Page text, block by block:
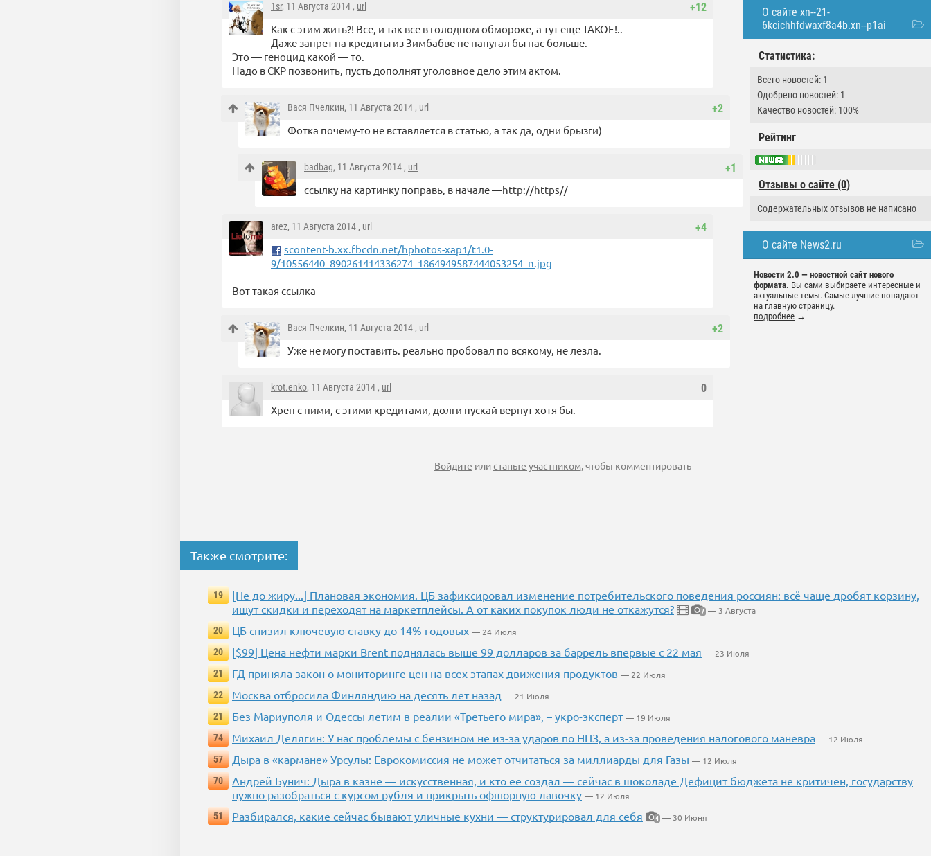
О сайте xn--21-
6kcichhfdwaxf8a4b.xn--p1ai
Статистика:
Всего новостей: 1
Одобрено новостей: 1
Качество новостей: 100%
Рейтинг
Отзывы о сайте (0)
Содержательных отзывов не написано
О сайте News2.ru
Новости 2.0 — новостной сайт нового
формата. Вы сами выбираете интересные и
актуальные темы. Самые лучшие попадают
на главную страницу.
подробнее →
+12
1sr, 11 Августа 2014 , url
Как с этим жить?! Все, и так все в голодном обмороке, а тут еще ТАКОЕ!..
Даже запрет на кредиты из Зимбабве не напугал бы нас больше.
Это — геноцид какой — то.
Надо в СКР позвонить, пусть дополнят уголовное дело этим актом.
+2
Вася Пчелкин, 11 Августа 2014 , url
Фотка почему-то не вставляется в статью, а так да, одни брызги)
+1
badbag, 11 Августа 2014 , url
ссылку на картинку поправь, в начале —http://https//
+4
arez, 11 Августа 2014 , url
scontent-b.xx.fbcdn.net/hphotos-xap1/t1.0-
9/10556440_890261414336274_1864949587444053254_n.jpg
Вот такая ссылка
+2
Вася Пчелкин, 11 Августа 2014 , url
Уже не могу поставить. реально пробовал по всякому, не лезла.
0
krot.enko, 11 Августа 2014 , url
Хрен с ними, с этими кредитами, долги пускай вернут хотя бы.
Войдите илистаньте участником, чтобы комментировать
Также смотрите:
19
[Не до жиру...] Плановая экономия. ЦБ зафиксировал изменение потребительского поведения россиян: всё чаще дробят корзину,
ищут скидки и переходят на маркетплейсы. А от каких покупок люди не откажутся?
7 — 3 Августа
20
ЦБ снизил ключевую ставку до 14% годовых — 24 Июля
20
[$99] Цена нефти марки Brent поднялась выше 99 долларов за баррель впервые с 22 мая — 23 Июля
21
ГД приняла закон о мониторинге цен на всех этапах движения продуктов — 22 Июля
22
Москва отбросила Финляндию на десять лет назад — 21 Июля
21
Без Мариуполя и Одессы летим в реалии «Третьего мира», – укро-эксперт — 19 Июля
74
Михаил Делягин: У нас проблемы с бензином не из-за ударов по НПЗ, а из-за проведения налогового маневра — 12 Июля
57
Дыра в «кармане» Урсулы: Еврокомиссия не может отчитаться за миллиарды для Газы — 12 Июля
70
Андрей Бунич: Дыра в казне — искусственная, и кто ее создал — сейчас в шоколаде Дефицит бюджета не критичен, государству
нужно разобраться с курсом рубля и прикрыть офшорную лавочку — 12 Июля
51
Разбирался, какие сейчас бывают уличные кухни — структурировал для себя 4 — 30 Июня